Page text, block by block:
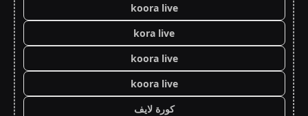
koora live
kora live
koora live
koora live
كورة لايف